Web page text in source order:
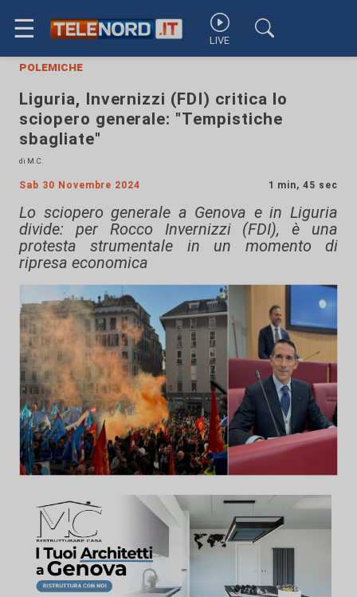
☰ LIVE
polemiche
Liguria, Invernizzi (FDI) critica lo
sciopero generale: "Tempistiche
sbagliate"
di M.C.
Sab 30 Novembre 2024 1 min, 45 sec
Lo sciopero generale a Genova e in Liguria
divide: per Rocco Invernizzi (FDI), è una
protesta strumentale in un momento di
ripresa economica